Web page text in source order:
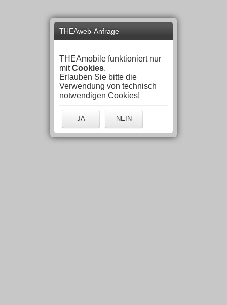
THEAweb-Anfrage
THEAmobile funktioniert nur
mitCookies.
Erlauben Sie bitte die
Verwendung von technisch
notwendigen Cookies!
JA NEIN